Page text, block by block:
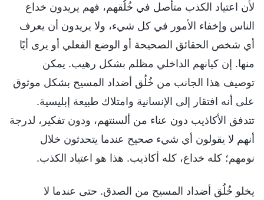
لأن اعتياد الكذب متأصل في خُلُقهم، فهم يريدون خداع
الناس وإخفاء الأمور في كل شيء، ولا يريدون أن يعرف
أي شخص الحقائق الصحيحة أو الوضع الفعلي أو يرى أيًا
منها. إن كيانهم الداخلي مظلم بشكل رهيب. يمكن
توصيف هذا الجانب من خُلُق أضداد المسيح بشكل موثوق
على أنه افتقار إلى الإنسانية وامتلاك طبيعة إبليسية.
تتدفق الأكاذيب دون عناء من ألسنتهم، ودون تفكير، لدرجة
أنهم لا يقولون أي شيء صحيح عندما يتحدثون خلال
نومهم؛ كله خداع، كله أكاذيب. هذا هو اعتياد الكذب.
يخلو خُلُق أضداد المسيح من الصدق. حتى عندما لا